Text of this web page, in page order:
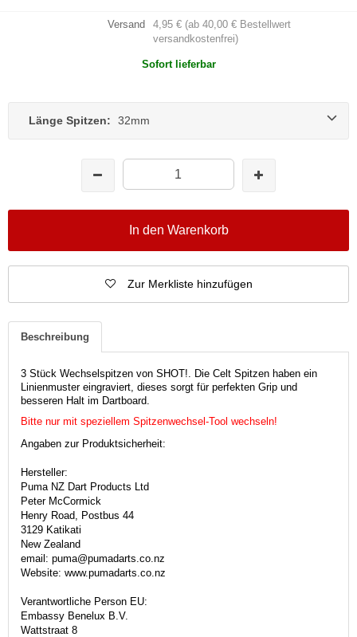
Versand
4,95 € (ab 40,00 € Bestellwert
versandkostenfrei)
Sofort lieferbar
Länge Spitzen: 32mm
In den Warenkorb
Zur Merkliste hinzufügen
Beschreibung
3 Stück Wechselspitzen von SHOT!. Die Celt Spitzen haben ein
Linienmuster eingraviert, dieses sorgt für perfekten Grip und
besseren Halt im Dartboard.
Bitte nur mit speziellem Spitzenwechsel-Tool wechseln!
Angaben zur Produktsicherheit:
Hersteller:
Puma NZ Dart Products Ltd
Peter McCormick
Henry Road, Postbus 44
3129 Katikati
New Zealand
email: puma@pumadarts.co.nz
Website: www.pumadarts.co.nz
Verantwortliche Person EU:
Embassy Benelux B.V.
Wattstraat 8